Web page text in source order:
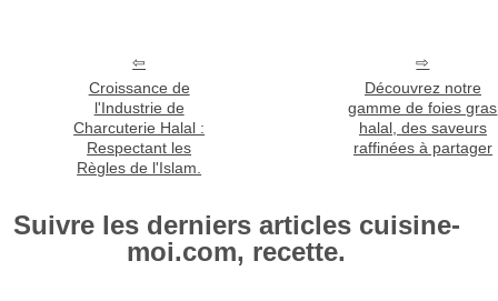
Croissance de
l'Industrie de
Charcuterie Halal :
Respectant les
Règles de l'Islam.
Découvrez notre
gamme de foies gras
halal, des saveurs
raffinées à partager
Suivre les derniers articles cuisine-
moi.com, recette.